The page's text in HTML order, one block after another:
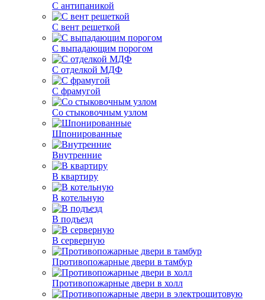
С антипаникой
С вент решеткой
С выпадающим порогом
С отделкой МДФ
С фрамугой
Со стыковочным узлом
Шпонированные
Внутренние
В квартиру
В котельную
В подъезд
В серверную
Противопожарные двери в тамбур
Противопожарные двери в холл